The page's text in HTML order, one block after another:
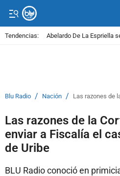
Tendencias: Abelardo De La Espriella
Blu Radio / Nación / Las razones de
Las razones de la
enviar a Fiscalía el
de Uribe
BLU Radio conoció en